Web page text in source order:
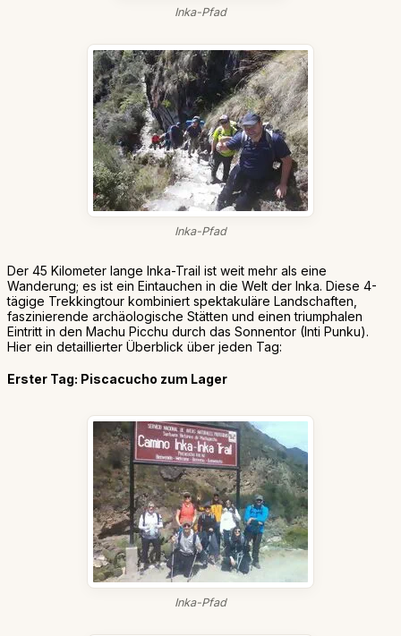
Inka-Pfad
Inka-Pfad
Der 45 Kilometer lange Inka-Trail ist weit mehr als eine
Wanderung; es ist ein Eintauchen in die Welt der Inka. Diese 4-
tägige Trekkingtour kombiniert spektakuläre Landschaften,
faszinierende archäologische Stätten und einen triumphalen
Eintritt in den Machu Picchu durch das Sonnentor (Inti Punku).
Hier ein detaillierter Überblick über jeden Tag:
Erster Tag: Piscacucho zum Lager
Inka-Pfad